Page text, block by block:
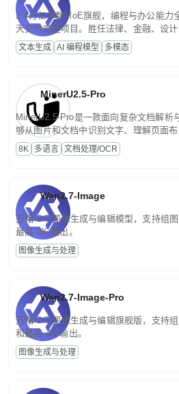
2.4万亿参数MoE旗舰，编程与办公能力
天交付完整项目。胜任法律、金融、设
话端到端交付生产级成果。原生视觉理解
程，支持超长文档与长视频的深度语义解
文本生成 AI 编程模型 多模态
MinerU2.5-Pro
MinerU2.5-Pro是一款面向复杂文档解析
够从图片和文档中识别文字、理解页面
为便于存储、检索和二次处理的结构化结
8K 多语言 文档处理/OCR
Wan2.7-Image
万相 2.7 图像生成与编辑模型，支持组
最高 2K 输出。
图像生成与处理
Wan2.7-Image-Pro
万相 2.7 图像生成与编辑旗舰版，支持
和最高 4K 输出。
图像生成与处理